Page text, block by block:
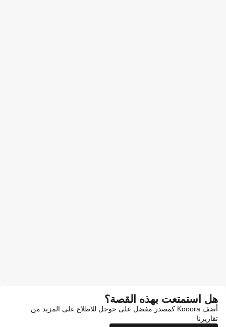
هل استمتعت بهذه القصة؟
أضف Kooora كمصدر مفضل على جوجل للاطلاع على المزيد من
تقاريرنا